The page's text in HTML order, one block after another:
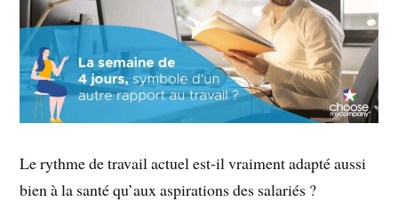
Le rythme de travail actuel est-il vraiment adapté aussi
bien à la santé qu’aux aspirations des salariés ?